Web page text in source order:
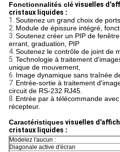
Fonctionnalités clévisuelles
cristaux liquides :
1. Soutenez un grand choix de
2. Module de épissure intégré,
3. Soutenez créer un PIP de
errant, graduation, PIP
4. Soutenez le contrôle de joint de
5. Technologie à traitement
unique de mouvement,
6. Image dynamique sans traînée
7. Entrée-sortie à traitement
circuit de RS-232 RJ45.
8. Entrée par à télécommande
récepteur.
Caractéristiquesvisuelles
cristaux liquides :
Modelez l'aucun :
Diagonale active d'écran